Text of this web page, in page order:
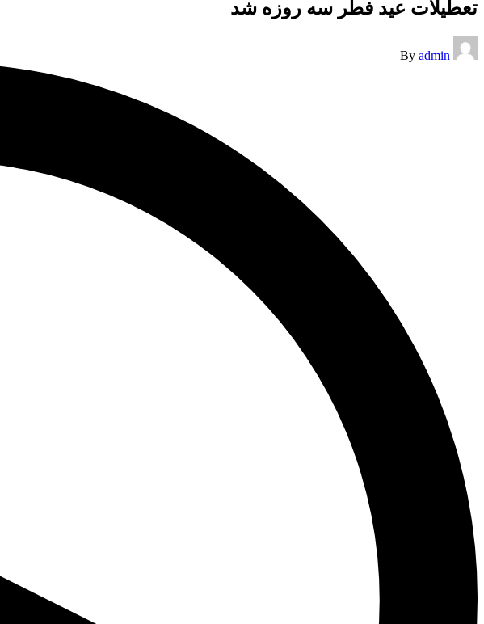
تعطیلات عید فطر سه روزه شد
Posted
by
By admin